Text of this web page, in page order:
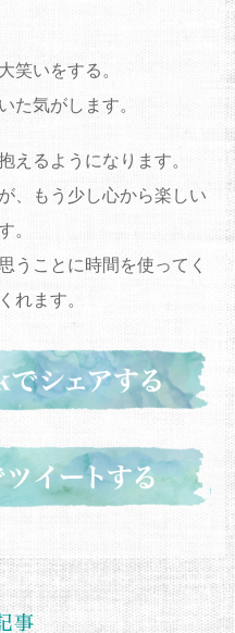
笑いをする。
た気がします。
えるようになります。
、もう少し心から楽しい
。
うことに時間を使ってく
れます。